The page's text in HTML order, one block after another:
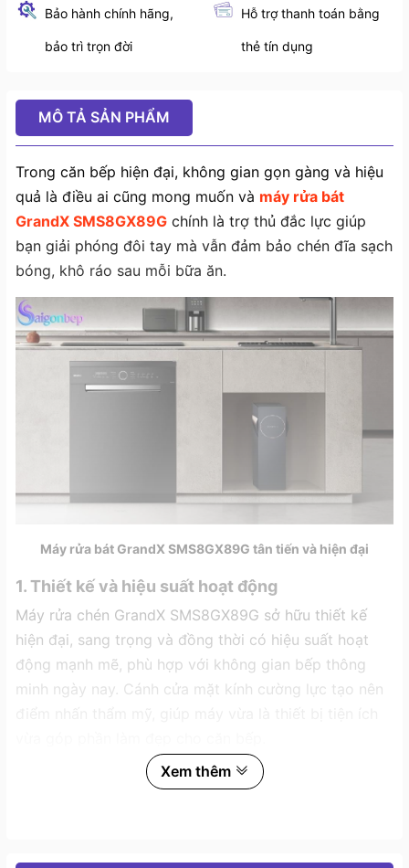
Bảo hành chính hãng,
bảo trì trọn đời
Hỗ trợ thanh toán bằng
thẻ tín dụng
MÔ TẢ SẢN PHẨM
Trong căn bếp hiện đại, không gian gọn gàng và hiệu
quả là điều ai cũng mong muốn và máy rửa bát
GrandX SMS8GX89G chính là trợ thủ đắc lực giúp
bạn giải phóng đôi tay mà vẫn đảm bảo chén đĩa sạch
bóng, khô ráo sau mỗi bữa ăn.
Máy rửa bát GrandX SMS8GX89G tân tiến và hiện đại
1. Thiết kế và hiệu suất hoạt động
Máy rửa chén GrandX SMS8GX89G sở hữu thiết kế
hiện đại, sang trọng và đồng thời có hiệu suất hoạt
động mạnh mẽ, phù hợp với không gian bếp thông
minh ngày nay. Cánh cửa mặt kính cường lực tạo nên
Bên trong khoang máy, SMS8GX89G được trang bị 3
Xem thêm